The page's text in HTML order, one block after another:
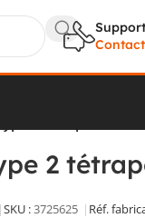
2
SKU :3725625 Réf.